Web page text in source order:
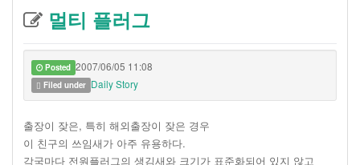
멀티 플러그
Posted 2007/06/05 11:08
Filed under Daily Story
출장이 잦은, 특히 해외출장이 잦은 경우
이 친구의 쓰임새가 아주 유용하다.
각국마다 전원플러그의 생김새와 크기가 표준화되어 있지 않고